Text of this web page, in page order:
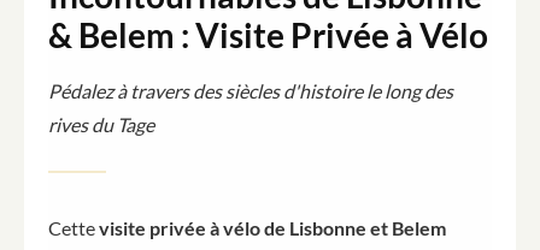
& Belem : Visite Privée à Vélo
Pédalez à travers des siècles d'histoire le long des
rives du Tage
Cettevisite privée à vélo de Lisbonne et Belem